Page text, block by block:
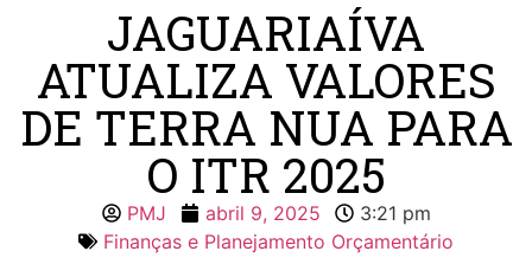
JAGUARIAÍVA
ATUALIZA VALORES
DE TERRA NUA PARA
O ITR 2025
PMJ abril 9, 2025
3:21 pm
Finanças e Planejamento Orçamentário